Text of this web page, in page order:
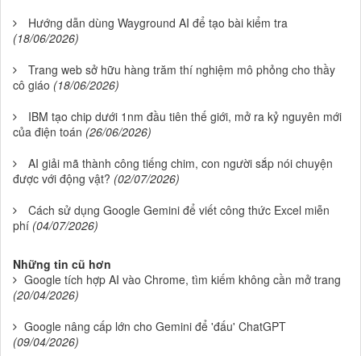
Hướng dẫn dùng Wayground AI để tạo bài kiểm tra
(18/06/2026)
Trang web sở hữu hàng trăm thí nghiệm mô phỏng cho thầy
cô giáo (18/06/2026)
IBM tạo chip dưới 1nm đầu tiên thế giới, mở ra kỷ nguyên mới
của điện toán (26/06/2026)
AI giải mã thành công tiếng chim, con người sắp nói chuyện
được với động vật? (02/07/2026)
Cách sử dụng Google Gemini để viết công thức Excel miễn
phí (04/07/2026)
Những tin cũ hơn
Google tích hợp AI vào Chrome, tìm kiếm không cần mở trang
(20/04/2026)
Google nâng cấp lớn cho Gemini để 'đấu' ChatGPT
(09/04/2026)